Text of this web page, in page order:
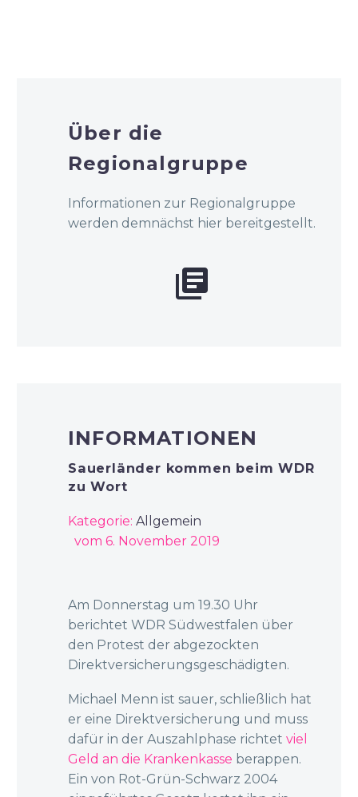
Über die
Regionalgruppe
Informationen zur Regionalgruppe
werden demnächst hier bereitgestellt.


INFORMATIONEN
Sauerländer kommen beim WDR
zu Wort
Kategorie: Allgemein
vom 6. November 2019
Am Donnerstag um 19.30 Uhr
berichtet WDR Südwestfalen über
den Protest der abgezockten
Direktversicherungsgeschädigten.
Michael Menn ist sauer, schließlich hat
er eine Direktversicherung und muss
dafür in der Auszahlphase richtet viel
Geld an die Krankenkasse berappen.
Ein von Rot-Grün-Schwarz 2004